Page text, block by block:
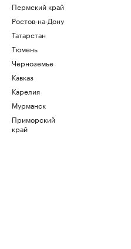
Пермский край
Ростов-на-Дону
Татарстан
Тюмень
Черноземье
Кавказ
Карелия
Мурманск
Приморский
край